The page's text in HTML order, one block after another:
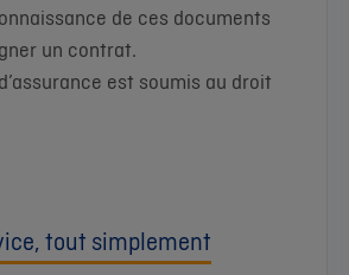
de ces documents
un contrat.
est soumis au droit
tout simplement